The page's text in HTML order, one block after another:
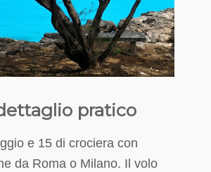
pratico
e 15 di crociera con
da Roma o Milano. Il volo